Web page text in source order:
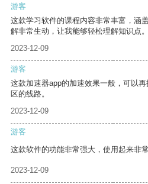
游客
这款学习软件的课程内容非常丰富，涵
解非常生动，让我能够轻松理解知识点。
2023-12-09
游客
这款加速器app的加速效果一般，可以
区的线路。
2023-12-09
游客
这款软件的功能非常强大，使用起来非常
2023-12-09